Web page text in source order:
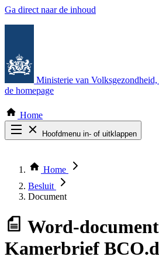
Ga direct naar de inhoud
Ministerie van
de homepage
Home
Hoofdmenu in- of uitklappen
Thema COVID-19
Bekijk per bestuursorgaan
Home
Besluit
Document
Word-document
Kamerbrief